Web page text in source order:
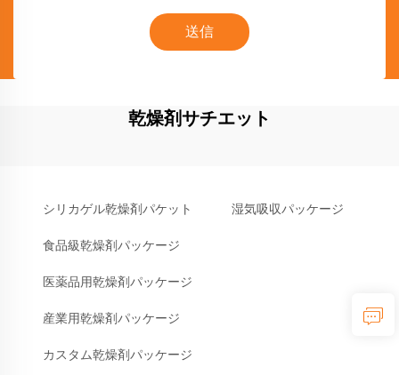
送信
乾燥剤サチエット
シリカゲル乾燥剤パケット 湿気吸収パッケージ
食品級乾燥剤パッケージ
医薬品用乾燥剤パッケージ
産業用乾燥剤パッケージ
カスタム乾燥剤パッケージ